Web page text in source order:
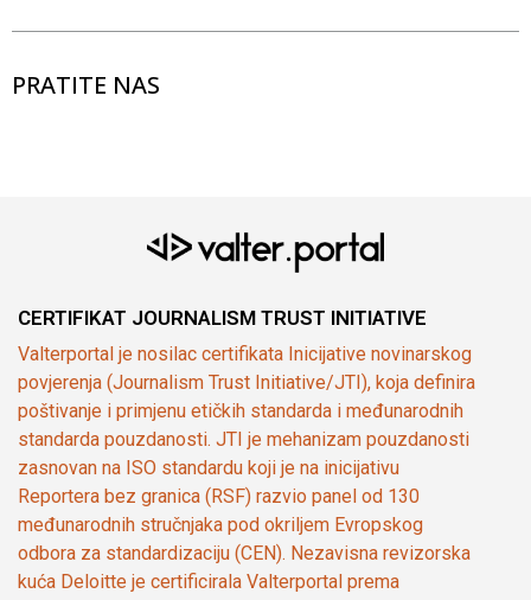
PRATITE NAS
CERTIFIKAT JOURNALISM TRUST INITIATIVE
Valterportal je nosilac certifikata Inicijative novinarskog
povjerenja (Journalism Trust Initiative/JTI), koja definira
poštivanje i primjenu etičkih standarda i međunarodnih
standarda pouzdanosti. JTI je mehanizam pouzdanosti
zasnovan na ISO standardu koji je na inicijativu
Reportera bez granica (RSF) razvio panel od 130
međunarodnih stručnjaka pod okriljem Evropskog
odbora za standardizaciju (CEN). Nezavisna revizorska
kuća Deloitte je certificirala Valterportal prema